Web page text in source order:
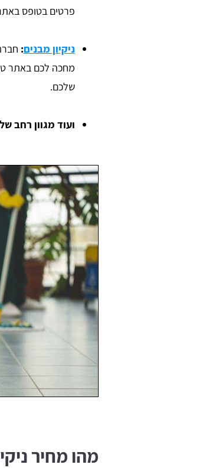
פרטים בטופס
ניקיון מבנים:
מחכה לכם באתר
שלכם.
ועוד מגוון רחב
מהו מחיר
שיפוץ בבית. אתר